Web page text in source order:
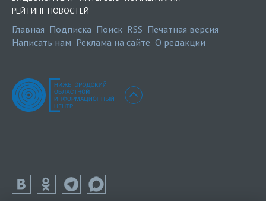
РЕЙТИНГ НОВОСТЕЙ
Главная Подписка Поиск RSS Печатная версия
Написать нам Реклама на сайте О редакции